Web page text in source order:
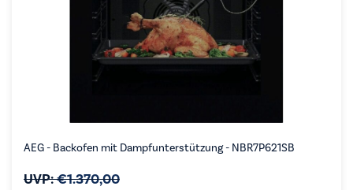
AEG - Backofen mit Dampfunterstützung - NBR7P621SB
UVP:€1.370,00